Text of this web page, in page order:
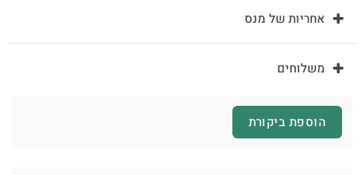
אחריות של מנס
משלוחים
הוספת ביקורת